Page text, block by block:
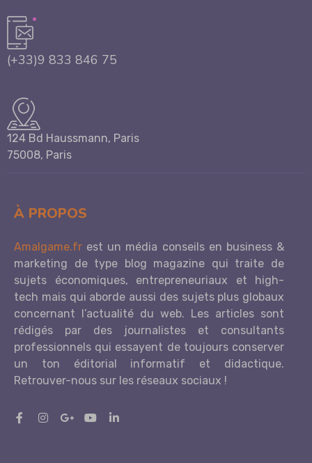
(+33)9 833 846 75
124 Bd Haussmann, Paris
75008, Paris
À PROPOS
Amalgame.fr est un média conseils en business &
marketing de type blog magazine qui traite de
sujets économiques, entrepreneuriaux et high-
tech mais qui aborde aussi des sujets plus globaux
concernant l’actualité du web. Les articles sont
rédigés par des journalistes et consultants
professionnels qui essayent de toujours conserver
un ton éditorial informatif et didactique.
Retrouver-nous sur les réseaux sociaux !